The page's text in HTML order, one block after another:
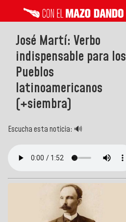
José Martí: Verbo
indispensable para los
Pueblos
latinoamericanos
(+siembra)
Escucha esta noticia: 🔊